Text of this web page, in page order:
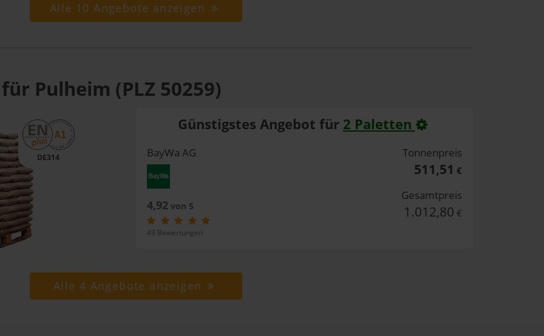
Alle 10 Angebote anzeigen
Pulheim (PLZ 50259)
DE314
Günstigstes Angebot für 2 Paletten
BayWa AG
4,92von 5
49 Bewertungen
Tonnenpreis
511,51 €
Gesamtpreis
1.012,80 €
Alle 4 Angebote anzeigen